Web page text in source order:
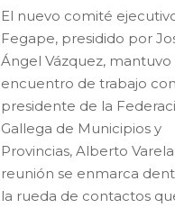
El nuevo comité
Fegape, presidido por
Ángel Vázquez, mantuvo
encuentro de trabajo
presidente de la
Gallega de Municipios y
Provincias, Alberto
reunión se enmarca
la rueda de contactos